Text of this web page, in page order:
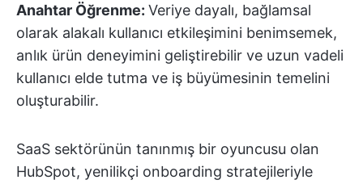
Anahtar Öğrenme: Veriye dayalı, bağlamsal
olarak alakalı kullanıcı etkileşimini benimsemek,
anlık ürün deneyimini geliştirebilir ve uzun vadeli
kullanıcı elde tutma ve iş büyümesinin temelini
oluşturabilir.
SaaS sektörünün tanınmış bir oyuncusu olan
HubSpot, yenilikçi onboarding stratejileriyle